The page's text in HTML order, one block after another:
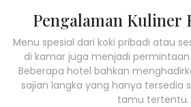
Pengalaman Kuliner
Menu spesial dari koki pribadi atau
di kamar juga menjadi
Beberapa hotel bahkan
sajian langka yang hanya tersedia
tamu tertentu.